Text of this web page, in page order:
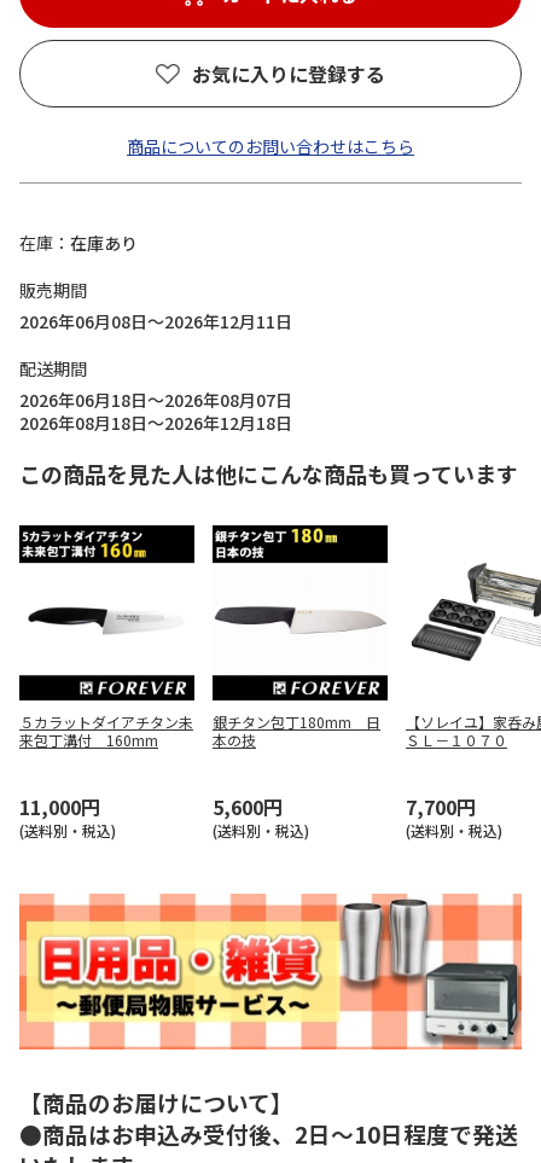
お気に入りに登録する
商品についてのお問い合わせはこちら
在庫
在庫あり
販売期間
2026年06月08日～2026年12月11日
配送期間
2026年06月18日～2026年08月07日
2026年08月18日～2026年12月18日
この商品を見た人は他にこんな商品も買っています
５カラットダイアチタン未
来包丁溝付 160mm
11,000円
(送料別・税込)
銀チタン包丁180mm 日
本の技
5,600円
(送料別・税込)
【ソレイユ】家呑
ＳＬ－１０７０
7,700円
(送料別・税込)
【商品のお届けについて】
●商品はお申込み受付後、2日～10日程度で発送